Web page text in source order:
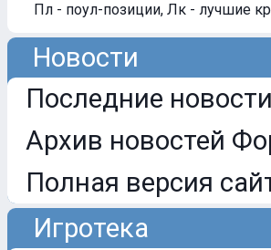
Пл - поул-позиции, Лк - лучшие
Новости
Последние новости
Архив новостей
Полная версия
Игротека